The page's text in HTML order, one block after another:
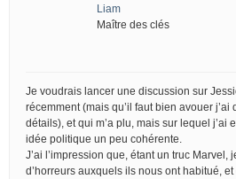
Liam
Maître des clés
Je voudrais lancer une discussion sur
récemment (mais qu’il faut bien avouer
détails), et qui m’a plu, mais sur lequel j’ai
idée politique un peu cohérente.
J’ai l’impression que, étant un truc Marvel,
d’horreurs auxquels ils nous ont habitué,